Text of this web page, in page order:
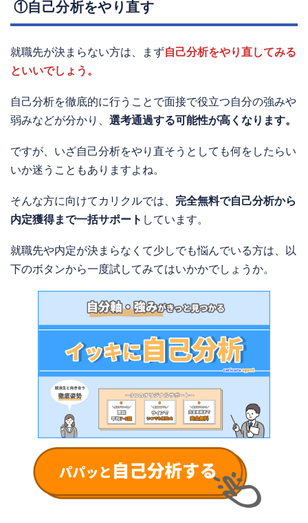
①自己分析をやり直す
就職先が決まらない方は、まず自己分析をやり直してみる
といいでしょう。
自己分析を徹底的に行うことで面接で役立つ自分の強みや
弱みなどが分かり、 選考通過する可能性が高くなります。
ですが、いざ自己分析をやり直そうとしても何をしたらい
いか迷うこともありますよね。
そんな方に向けてカリクルでは、 完全無料で自己分析から
内定獲得まで一括サポート しています。
就職先や内定が決まらなくて少しでも悩んでいる方は、以
下のボタンから一度試してみてはいかかでしょうか。